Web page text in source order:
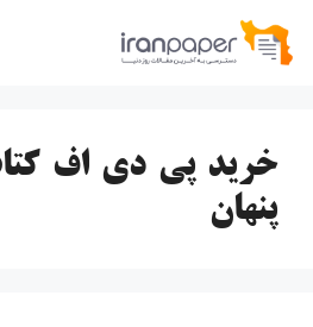
پرش
خرید پی دی اف
پنهان